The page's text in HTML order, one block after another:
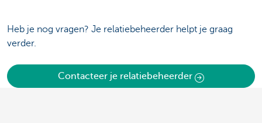
Heb je nog vragen? Je relatiebeheerder helpt je graag
verder.
Contacteer je relatiebeheerder